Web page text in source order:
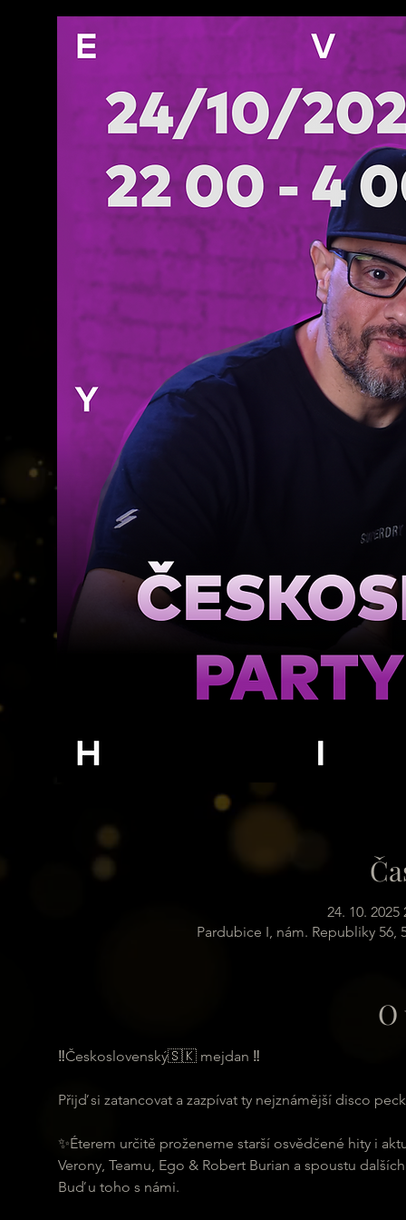
24. 10. 2025
Pardubice I, nám. Republiky 56,
‼️Československý🇸🇰 mejdan ‼️
Přijď si zatancovat a zazpívat ty nejznámější disco
✨Éterem určitě proženeme starší osvědčené hity i
Verony, Teamu, Ego & Robert Burian a spoustu
Buď u toho s námi.